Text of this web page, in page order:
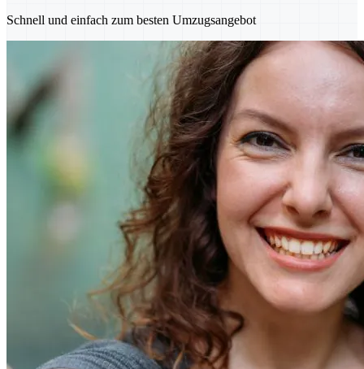
Schnell und einfach zum besten Umzugsangebot